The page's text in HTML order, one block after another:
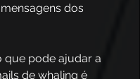
dos
que pode ajudar a
de whaling é